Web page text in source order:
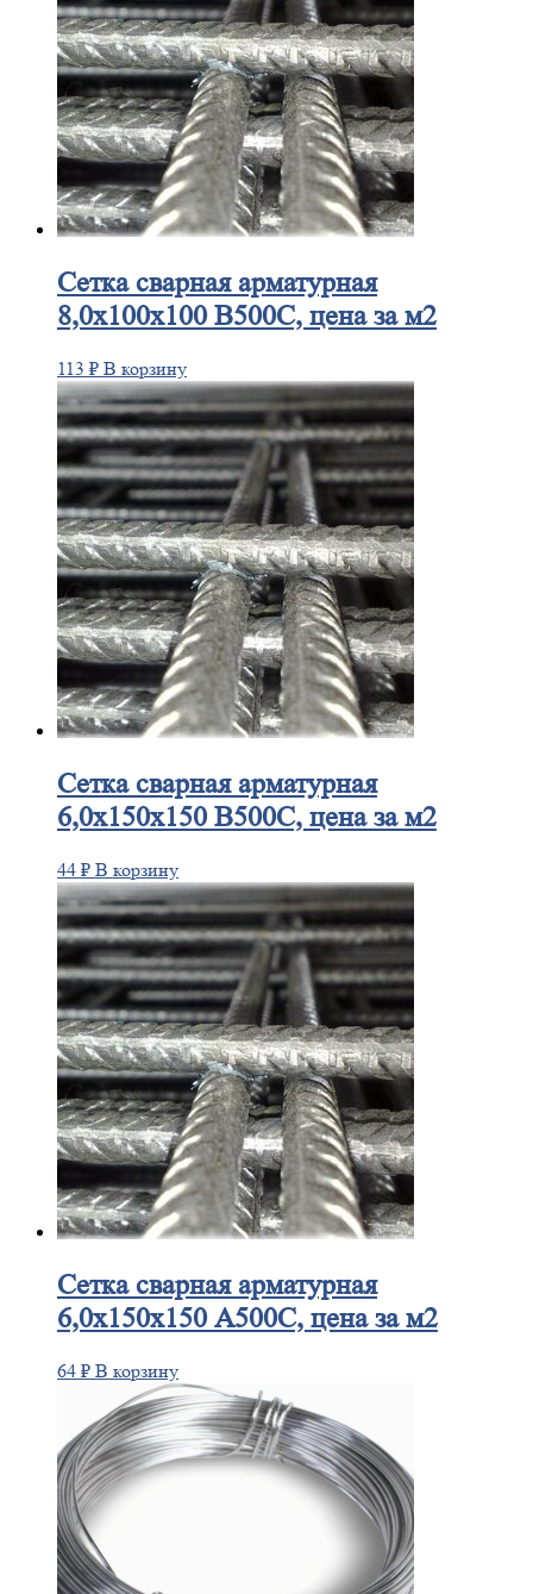
Сеткасварная арматурная
8,0х100х100 В500С, цена за м2
113 ₽ В корзину
Сеткасварная арматурная
6,0х150х150 В500С, цена за м2
44 ₽ В корзину
Сеткасварная арматурная
6,0х150х150 А500С, цена за м2
64 ₽ В корзину